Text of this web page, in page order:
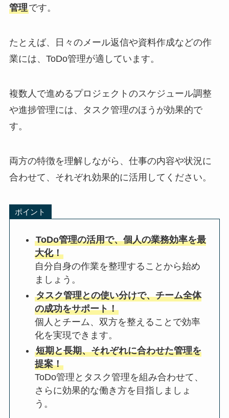
管理です。
たとえば、日々のメール返信や資料作成などの作
業には、ToDo管理が適しています。
複数人で進めるプロジェクトのスケジュール調整
や進捗管理には、タスク管理のほうが効果的で
す。
両方の特徴を理解しながら、仕事の内容や状況に
合わせて、それぞれ効果的に活用してください。
ポイント
ToDo管理の活用で、個人の業務効率を最
大化！
自分自身の作業を整理することから始め
ましょう。
タスク管理との使い分けで、チーム全体
の成功をサポート！
個人とチーム、双方を整えることで効率
化を実現できます。
短期と長期、それぞれに合わせた管理を
提案！
ToDo管理とタスク管理を組み合わせて、
さらに効果的な働き方を目指しましょ
う。